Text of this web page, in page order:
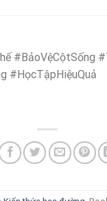
#BảoVệCộtSống
#HọcTậpHiệuQuả